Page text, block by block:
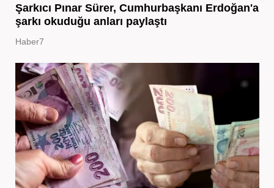
Şarkıcı Pınar Sürer, Cumhurbaşkanı Erdoğan'a
şarkı okuduğu anları paylaştı
Haber7